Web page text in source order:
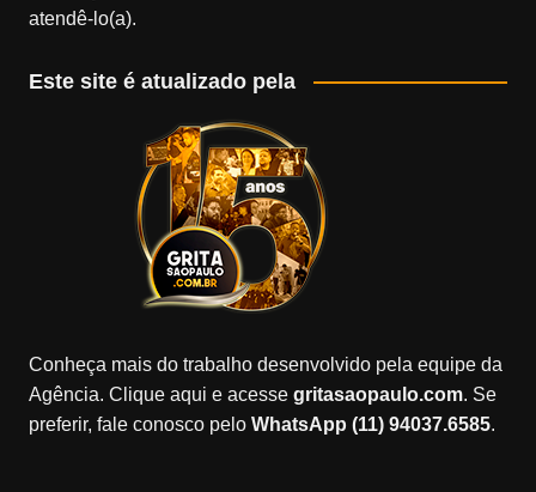
atendê-lo(a).
Este site é atualizado pela
Conheça mais do trabalho desenvolvido pela equipe da
Agência. Clique aqui e acesse gritasaopaulo.com. Se
preferir, fale conosco peloWhatsApp (11) 94037.6585.